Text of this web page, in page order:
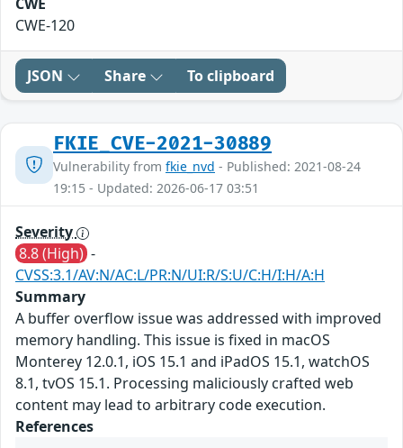
CWE-120
JSON Share To clipboard
FKIE_CVE-2021-30889
Vulnerability from fkie_nvd - Published: 2021-08-24
19:15 - Updated: 2026-06-17 03:51
Severity
8.8 (High) -
CVSS:3.1/AV:N/AC:L/PR:N/UI:R/S:U/C:H/I:H/A:H
Summary
A buffer overflow issue was addressed with improved
memory handling. This issue is fixed in macOS
Monterey 12.0.1, iOS 15.1 and iPadOS 15.1, watchOS
8.1, tvOS 15.1. Processing maliciously crafted web
content may lead to arbitrary code execution.
References